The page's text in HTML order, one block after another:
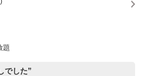
題
でした”